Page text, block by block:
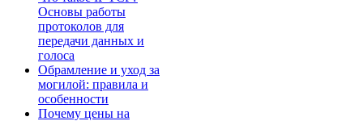
Основы работы
протоколов для
передачи данных и
голоса
Обрамление и уход за
могилой: правила и
особенности
Почему цены на